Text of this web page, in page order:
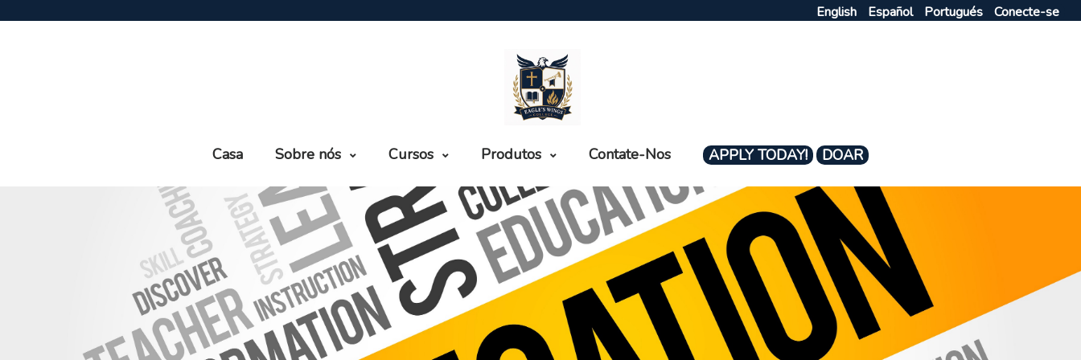
Conecte-se
English Español Portugués
Casa Sobre nós Cursos Produtos Contate-Nos APPLY TODAY! DOAR